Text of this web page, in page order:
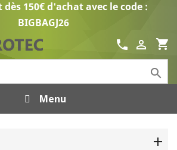
150€ d'achat avec le code :
BIGBAGJ26
shopping_cart

call

Menu